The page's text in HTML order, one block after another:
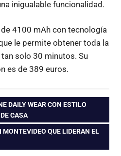
inigualable funcionalidad.
4100 mAh con tecnología
le permite obtener toda la
solo 30 minutos. Su
es de 389 euros.
DAILY WEAR CON ESTILO
CASA
QUE LIDERAN EL